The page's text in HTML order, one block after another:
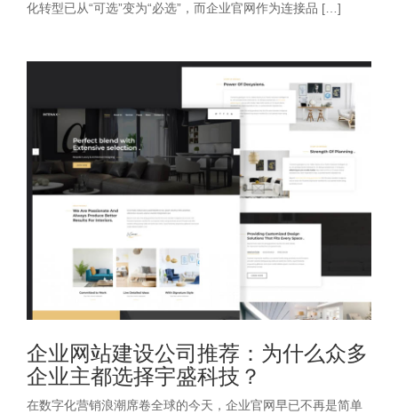
化转型已从“可选”变为“必选”，而企业官网作为连接品 […]
企业网站建设公司推荐：为什么众多
企业主都选择宇盛科技？
在数字化营销浪潮席卷全球的今天，企业官网早已不再是简单